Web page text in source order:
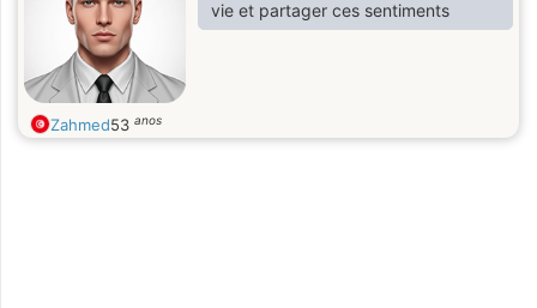
vie et partager ces sentiments
Zahmed53 anos